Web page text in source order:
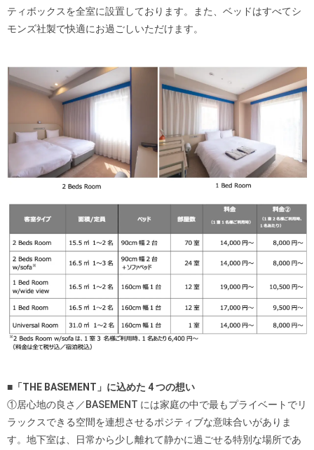
ティボックスを全室に設置しております。また、ベッドはすべてシ
モンズ社製で快適にお過ごしいただけます。
■「THE BASEMENT」に込めた 4 つの想い
①居心地の良さ／BASEMENT には家庭の中で最もプライベートでリ
ラックスできる空間を連想させるポジティブな意味合いがありま
す。地下室は、日常から少し離れて静かに過ごせる特別な場所であ